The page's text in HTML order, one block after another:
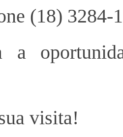
(18) 3284-
a
visita!